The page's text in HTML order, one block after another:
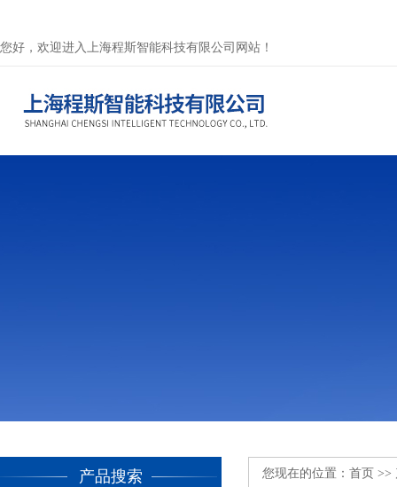
您好，欢迎进入上海程斯智能科技有限公司网站！
产品搜索 您现在的位置： 首页 >>